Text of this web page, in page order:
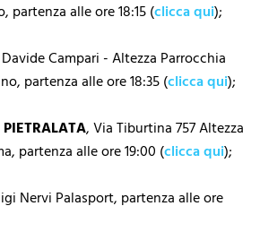
partenza alle ore 18:15 (clicca qui);
Campari - Altezza Parrocchia
partenza alle ore 18:35 (clicca qui);
, Via Tiburtina 757 Altezza
partenza alle ore 19:00 (clicca qui);
Nervi Palasport, partenza alle ore